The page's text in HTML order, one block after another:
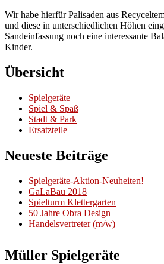
Wir habe hierfür Palisaden aus
und diese in unterschiedlichen Höhen
Sandeinfassung noch eine interessante
Kinder.
Übersicht
Spielgeräte
Spiel & Spaß
Stadt & Park
Ersatzteile
Neueste Beiträge
Spielgeräte-Aktion-Neuheiten!
GaLaBau 2018
Spielturm Klettergarten
50 Jahre Obra Design
Handelsvertreter (m/w)
Müller Spielgeräte